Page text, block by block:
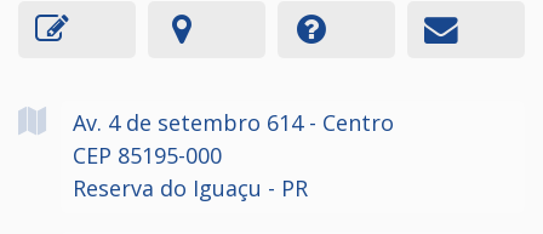
Av. 4 de setembro 614 - Centro
CEP 85195-000
Reserva do Iguaçu - PR